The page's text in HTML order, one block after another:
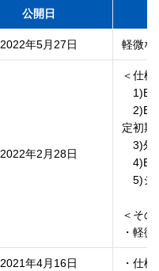
公開日
2022年5月27日 軽微な
2022年2月28日
＜仕様
定初期
3)外
5)シ
＜その
・軽
2021年4月16日 ・仕